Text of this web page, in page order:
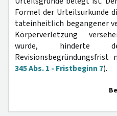
Formel der Urteilsurkunde
tateinheitlich begangener
Körperverletzung
wurde, hinderte
Revisionsbegründungsfrist
345 Abs. 1 - Fristbeginn 7).